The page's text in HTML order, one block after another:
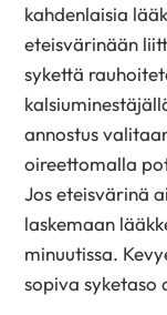
kahdenlaisia
eteisvärinään
sykettä
annostus
oireettomalla
Jos eteisvärinä
laskemaan
minuutissa.
sopiva syketaso